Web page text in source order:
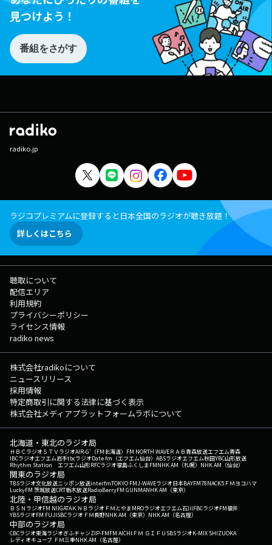
見つけよう！
番組をさがす
radiko.jp
ラジコプレミアムに登録すると日本全国のラジオが聴き放題！
詳しくはこちら
聴取について
配信エリア
利用規約
プライバシーポリシー
ライセンス情報
radiko news
株式会社radikoについて
ニュースリリース
採用情報
特定商取引に関する法律に基づく表示
株式会社メディアプラットフォームラボについて
北海道・東北のラジオ局
ＨＢＣラジオＳＴＶラジオAIR-G'（FM北海道） FM NORTH WAVEＲＡＢ青森放送エフエム青森
IBCラジオエフエム岩手tbcラジオDate fm（エフエム仙台） ABSラジオエフエム秋田YBC山形放送
Rhythm Station エフエム山形RFCラジオ福島ふくしまFMNHK AM（札幌） NHK AM（仙台）
関東のラジオ局
TBSラジオ文化放送ニッポン放送interfmTOKYO FMJ-WAVEラジオ日本BAYFM78NACK5 ＦＭヨコハマ
LuckyFM 茨城放送CRT栃木放送RadioBerryFM GUNMANHK AM（東京）
北陸・甲信越のラジオ局
ＢＳＮラジオFM NIIGATAＫＮＢラジオ ＦＭとやまMROラジオエフエム石川FBCラジオFM福井
YBSラジオFM FUJISBCラジオ ＦＭ長野NHK AM（東京） NHK AM（名古屋）
中部のラジオ局
CBCラジオ東海ラジオぎふチャンZIP-FMFM AICHI ＦＭ ＧＩＦＵ SBSラジオK-MIX SHIZUOKA
レディオキューブ ＦＭ三重NHK AM（名古屋）